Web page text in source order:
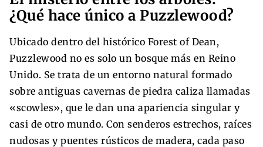
¿Qué hace único a Puzzlewood?
Ubicado dentro del histórico Forest of Dean,
Puzzlewood no es solo un bosque más en Reino
Unido. Se trata de un entorno natural formado
sobre antiguas cavernas de piedra caliza llamadas
«scowles», que le dan una apariencia singular y
casi de otro mundo. Con senderos estrechos, raíces
nudosas y puentes rústicos de madera, cada paso